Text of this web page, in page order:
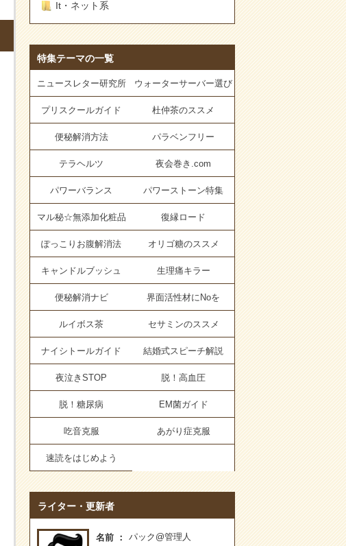
It・ネット系
特集テーマの一覧
ニュースレター研究所 ウォーターサーバー選び
プリスクールガイド 杜仲茶のススメ
便秘解消方法 パラベンフリー
テラヘルツ 夜会巻き.com
パワーバランス パワーストーン特集
マル秘☆無添加化粧品 復縁ロード
ぽっこりお腹解消法 オリゴ糖のススメ
キャンドルブッシュ 生理痛キラー
便秘解消ナビ 界面活性材にNoを
ルイボス茶 セサミンのススメ
ナイシトールガイド 結婚式スピーチ解説
夜泣きSTOP 脱！高血圧
脱！糖尿病 EM菌ガイド
吃音克服 あがり症克服
速読をはじめよう
ライター・更新者
名前
パック@管理人